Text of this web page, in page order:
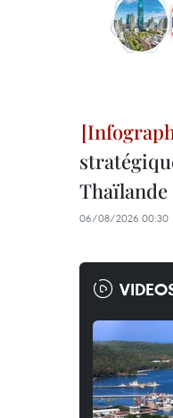
Thaïlande
06/08/2026 00:30